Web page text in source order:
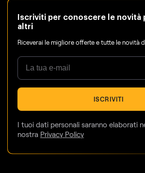
Iscriviti per conoscere le novità
altri
Riceverai le migliore offerte e tutte le novità
ISCRIVITI
I tuoi dati personali saranno elaborati
nostra Privacy Policy